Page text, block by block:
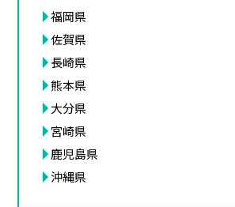
福岡県
佐賀県
長崎県
熊本県
大分県
宮崎県
鹿児島県
沖縄県